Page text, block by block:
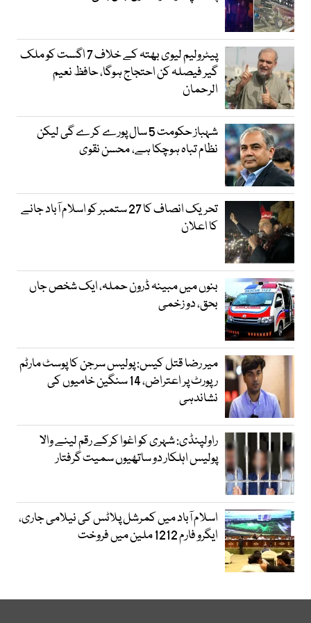
پیٹرولیم لیوی بھتہ کے خلاف 7 اگست کو ملک
گیر فیصلہ کن احتجاج ہوگا، حافظ نعیم
الرحمان
شہباز حکومت 5 سال پورے کرے گی لیکن
نظام تباہ ہوچکا ہے، محسن نقوی
تحریک انصاف کا 27 ستمبر کو اسلام آباد جانے
کا اعلان
بنوں میں مبینہ ڈرون حملہ، ایک شخص جاں
بحق، دو زخمی
میر رضا قتل کیس: پولیس سرجن کا پوسٹ مارٹم
رپورٹ پر اعتراض، 14 سنگین خامیوں کی
نشاندہی
راولپنڈی: شہری کو اغوا کرکے رقم لینے والا
پولیس اہلکار دو ساتھیوں سمیت گرفتار
اسلام آباد میں کمرشل پلاٹس کی نیلامی جاری،
ایگرو فارم 1212 ملین میں فروخت